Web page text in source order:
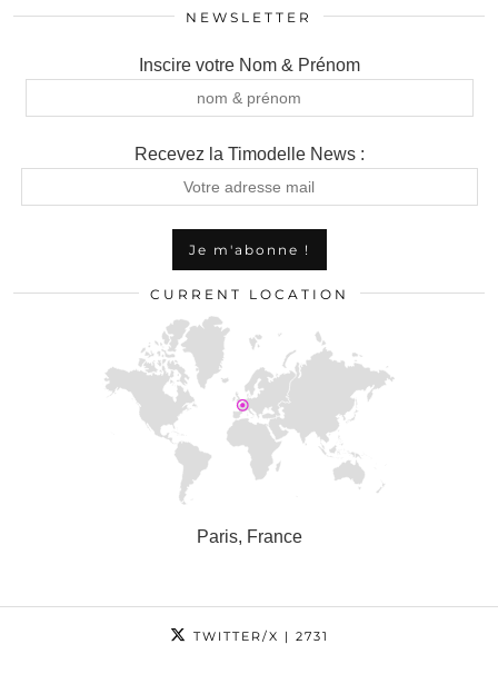
NEWSLETTER
Inscire votre Nom & Prénom
Recevez la Timodelle News :
CURRENT LOCATION
Paris, France
TWITTER/X | 2731